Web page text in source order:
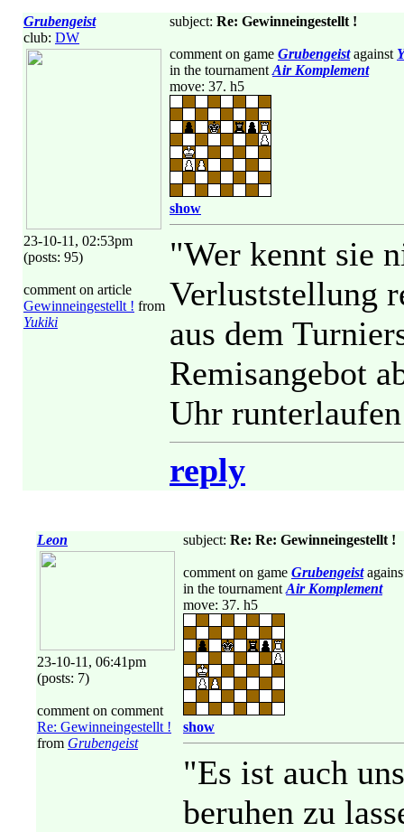
Grubengeist
club: DW
23-10-11, 02:53pm
(posts: 95)
comment on article
Gewinneingestellt ! from
Yukiki
subject: Re: Gewinneingestellt !
comment on game Grubengeistagainst
in the tournament Air Komplement
move: 37. h5
show
"Wer kennt sie
Verluststellung
aus dem
Remisangebot
Uhr
reply
Leon
23-10-11, 06:41pm
(posts: 7)
comment on comment
Re: Gewinneingestellt !
from Grubengeist
subject: Re: Re: Gewinneingestellt !
comment on game Grubengeist
in the tournament Air Komplement
move: 37. h5
show
"Es ist auch
beruhen zu